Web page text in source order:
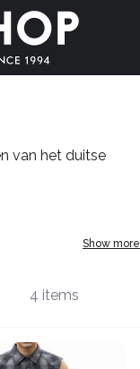
van het duitse
Show more
4 items